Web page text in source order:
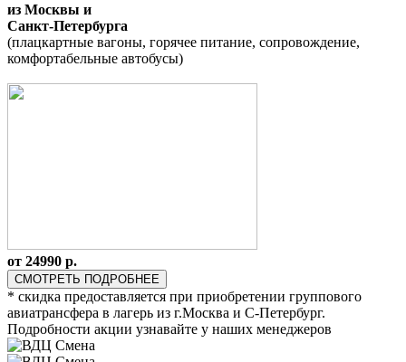
из Москвы и
Санкт-Петербурга
(плацкартные вагоны, горячее питание, сопровождение,
комфортабельные автобусы)
от 24990 р.
СМОТРЕТЬ ПОДРОБНЕЕ
* скидка предоставляется при приобретении группового
авиатрансфера в лагерь из г.Москва и С-Петербург.
Подробности акции узнавайте у наших менеджеров